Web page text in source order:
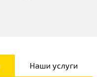
Наши услуги